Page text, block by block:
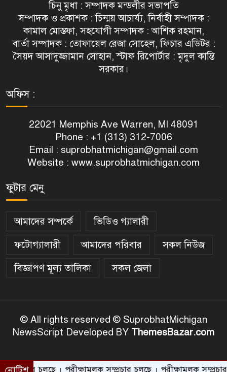
চিনু মৃধা : সম্পাদক মন্ডলীর সভাপতি
সম্পাদক ও প্রকাশক : চিন্ময় আচার্য্য, নির্বাহী সম্পাদক :
কামাল মোস্তফা, সহযোগী সম্পাদক : আশিক রহমান,
বার্তা সম্পাদক : তোফায়েল রেজা সোহেল, ফিচার এডিটর :
সৈয়দ আসাদুজ্জামান সোহান, স্টাফ রিপোর্টার : মৃদুল কান্তি
সরকার।
অফিস :
22021 Memphis Ave Warren, MI 48091
Phone : +1 (313) 312-7006
Email : suprobhatmichigan@gmail.com
Website : www.suprobhatmichigan.com
ফুটার মেনু
আমাদের সম্পর্কে
ভিডিও গ্যালারী
ফটোগ্যালারী
আমাদের পরিবার
সকল নিউজ
বিজ্ঞাপণ মূল্য তালিকা
সকল জেলা
© All rights reserved © SuprobhatMichigan
NewsScript Developed BY ThemesBazar.com
। পরীক্ষামূলক সম্প্রচার চলছে । পরীক্ষামূলক সম্প্রচার চলছে ।